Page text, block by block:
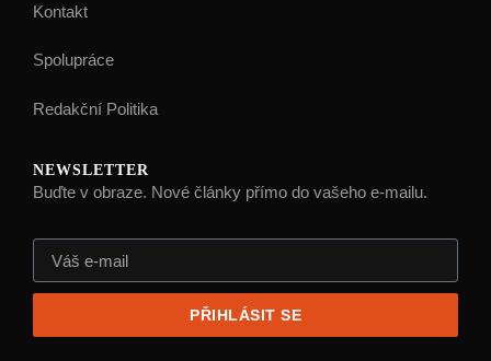
Kontakt
Spolupráce
Redakční Politika
NEWSLETTER
Buďte v obraze. Nové články přímo do vašeho e-mailu.
PŘIHLÁSIT SE